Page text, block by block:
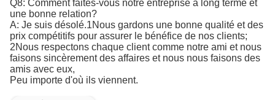
Q8: Comment faites-vous notre entreprise à long terme et
une bonne relation?
A: Je suis désolé.1Nous gardons une bonne qualité et des
prix compétitifs pour assurer le bénéfice de nos clients;
2Nous respectons chaque client comme notre ami et nous
faisons sincèrement des affaires et nous nous faisons des
amis avec eux,
Peu importe d'où ils viennent.